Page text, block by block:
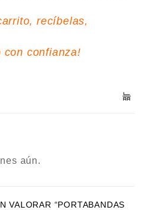
recíbelas,
con confianza!
aún.
VALORAR “PORTABANDAS